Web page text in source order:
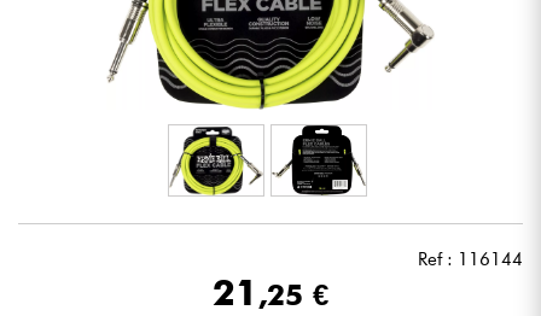
Home-studio
Hoofdtelefoon
Ref : 116144
21 ,25 €